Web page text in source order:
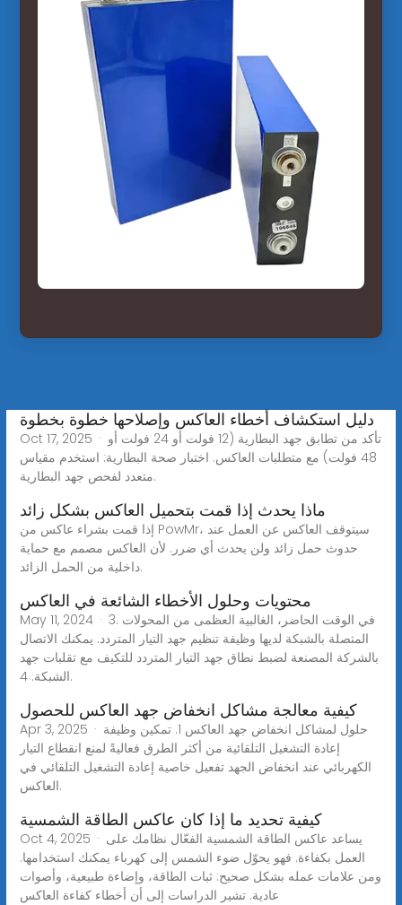
دليل استكشاف أخطاء العاكس وإصلاحها خطوة بخطوة
Oct 17, 2025 · تأكد من تطابق جهد البطارية (12 فولت أو 24 فولت أو
48 فولت) مع متطلبات العاكس. اختبار صحة البطارية: استخدم مقياس
متعدد لفحص جهد البطارية.
ماذا يحدث إذا قمت بتحميل العاكس بشكل زائد
إذا قمت بشراء عاكس من PowMr، سيتوقف العاكس عن العمل عند
حدوث حمل زائد ولن يحدث أي ضرر. لأن العاكس مصمم مع حماية
داخلية من الحمل الزائد.
محتويات وحلول الأخطاء الشائعة في العاكس
May 11, 2024 · 3. في الوقت الحاضر، الغالبية العظمى من المحولات
المتصلة بالشبكة لديها وظيفة تنظيم جهد التيار المتردد. يمكنك الاتصال
بالشركة المصنعة لضبط نطاق جهد التيار المتردد للتكيف مع تقلبات جهد
الشبكة. 4.
كيفية معالجة مشاكل انخفاض جهد العاكس للحصول
Apr 3, 2025 · حلول لمشاكل انخفاض جهد العاكس 1. تمكين وظيفة
إعادة التشغيل التلقائية من أكثر الطرق فعاليةً لمنع انقطاع التيار
الكهربائي عند انخفاض الجهد تفعيل خاصية إعادة التشغيل التلقائي في
العاكس.
كيفية تحديد ما إذا كان عاكس الطاقة الشمسية
Oct 4, 2025 · يساعد عاكس الطاقة الشمسية الفعّال نظامك على
العمل بكفاءة. فهو يحوّل ضوء الشمس إلى كهرباء يمكنك استخدامها.
ومن علامات عمله بشكل صحيح: ثبات الطاقة، وإضاءة طبيعية، وأصوات
عادية. تشير الدراسات إلى أن أخطاء كفاءة العاكس